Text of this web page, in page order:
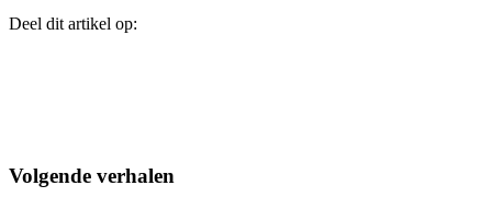
Deel dit artikel op:
Volgende verhalen